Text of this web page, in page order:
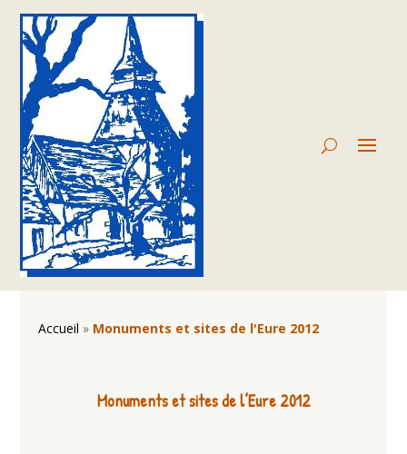
Accueil » Monuments et sites de l'Eure 2012
Monuments et sites de l’Eure 2012